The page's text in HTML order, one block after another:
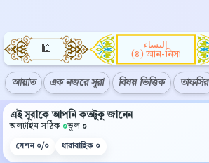
🕌
النساء
(৪) আন-নিসা
আয়াত এক নজরে সূরা বিষয় ভিত্তিক তাফসির
এই সূরাকে আপনি কতটুকু জানেন
অলটাইম সঠিক ০ভুল ০
সেশন ০/০ ধারাবাহিক ০